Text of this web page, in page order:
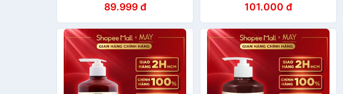
89.999 đ 101.000 đ